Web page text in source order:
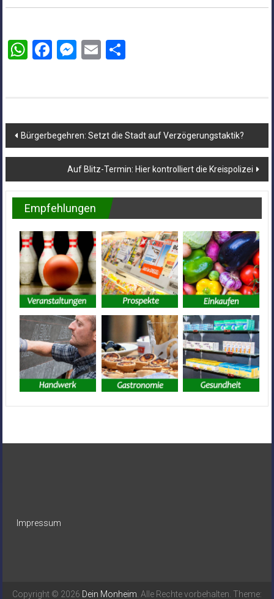
WhatsApp
Facebook
Messenger
EmailTeilen
Beitragsnavigation
Bürgerbegehren: Setzt die Stadt auf Verzögerungstaktik?
Auf Blitz-Termin: Hier kontrolliert die Kreispolizei
Empfehlungen
Impressum
Copyright © 2026 Dein Monheim . Alle Rechte vorbehalten. Theme: